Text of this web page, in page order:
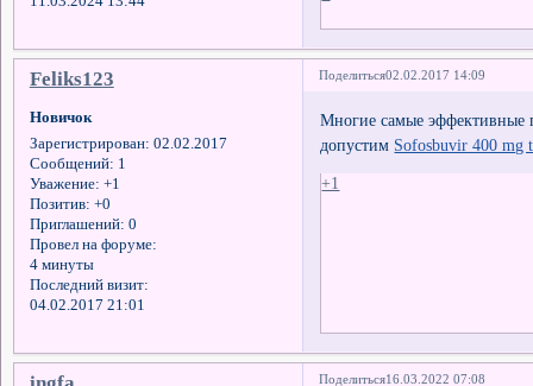
Поделиться02.02.2017 14:09
Feliks123
Новичок
Зарегистрирован: 02.02.2017
Сообщений: 1
Уважение: +1
Позитив: +0
Приглашений: 0
Провел на форуме:
4 минуты
Последний визит:
04.02.2017 21:01
Многие самые эффективные
допустим Sofosbuvir 400 mg
+1
Поделиться16.03.2022 07:08